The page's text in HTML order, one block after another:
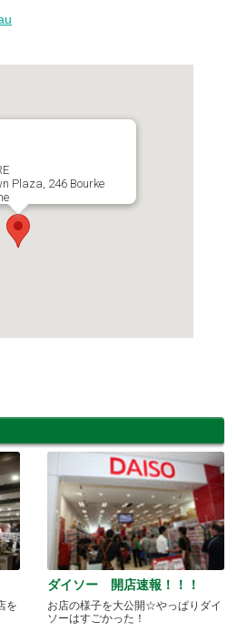
Plaza, 246 Bourke
を
ダイソー 開店速報！！！
お店の様子を大公開☆やっぱりダイ
ソーはすごかった！